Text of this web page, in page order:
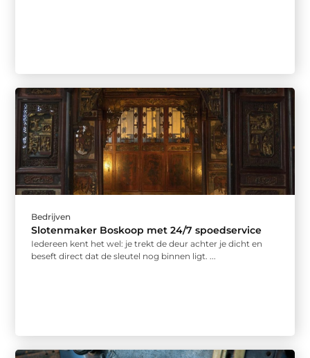
Bedrijven
Slotenmaker Boskoop met 24/7 spoedservice
Iedereen kent het wel: je trekt de deur achter je dicht en
beseft direct dat de sleutel nog binnen ligt. ...